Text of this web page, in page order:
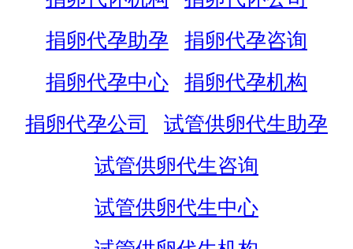
捐卵代孕助孕
捐卵代孕咨询
捐卵代孕中心
捐卵代孕机构
捐卵代孕公司
试管供卵代生助孕
试管供卵代生咨询
试管供卵代生中心